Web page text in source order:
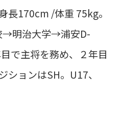
長170cm /体重 75kg。
→明治大学→浦安D-
で主将を務め、２年目
ションはSH。U17、